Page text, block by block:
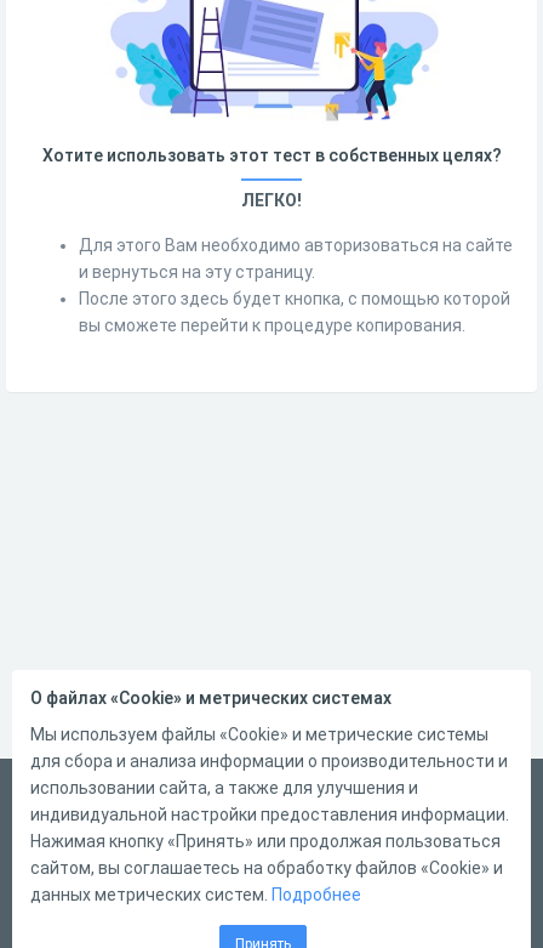
Хотите использовать этот тест в собственных целях?
ЛЕГКО!
Для этого Вам необходимо авторизоваться на сайте
и вернуться на эту страницу.
После этого здесь будет кнопка, с помощью которой
вы сможете перейти к процедуре копирования.
Русский
Справка
Форма обратной связи
О файлах «Cookie» и метрических системах
Мы используем файлы «Cookie» и метрические системы
для сбора и анализа информации о производительности и
использовании сайта, а также для улучшения и
индивидуальной настройки предоставления информации.
Нажимая кнопку «Принять» или продолжая пользоваться
сайтом, вы соглашаетесь на обработку файлов «Cookie» и
данных метрических систем. Подробнее
Принять